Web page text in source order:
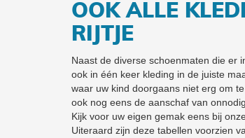
OOK ALLE
RIJTJE
Naast de diverse schoenmaten die er
ook in één keer kleding in de juiste
waar uw kind doorgaans niet erg om
ook nog eens de aanschaf van
Kijk voor uw eigen gemak eens bij
Uiteraard zijn deze tabellen voorzien